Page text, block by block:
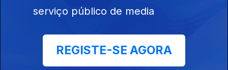
20h Vento dificulta combate a fogo em
Carrazeda de Ansiães
08 ago. 2026
serviço público de media
REGISTE-SE AGORA